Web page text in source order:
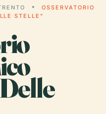
OSSERVATORIO
STELLE"